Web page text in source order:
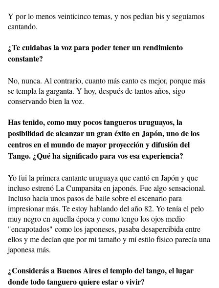
Y por lo menos veinticinco temas, y nos pedían bis y seguíamos
cantando.
¿Te cuidabas la voz para poder tener un rendimiento
constante?
No, nunca. Al contrario, cuanto más canto es mejor, porque más
se templa la garganta. Y hoy, después de tantos años, sigo
conservando bien la voz.
Has tenido, como muy pocos tangueros uruguayos, la
posibilidad de alcanzar un gran éxito en Japón, uno de los
centros en el mundo de mayor proyección y difusión del
Tango. ¿Qué ha significado para vos esa experiencia?
Yo fui la primera cantante uruguaya que cantó en Japón y que
incluso estrenó La Cumparsita en japonés. Fue algo sensacional.
Incluso hacía unos pasos de baile sobre el escenario para
impresionar más. Te estoy hablando del año 82. Yo tenía el pelo
muy negro en aquella época y como tengo los ojos medio
"encapotados" como los japoneses, pasaba desapercibida entre
ellos y me decían que por mi tamaño y mi estilo físico parecía una
japonesa más.
¿Considerás a Buenos Aires el templo del tango, el lugar
donde todo tanguero quiere estar o vivir?